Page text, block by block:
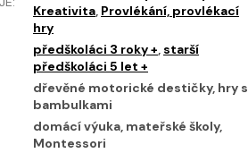
Kreativita, Provlékání, provlékací
hry
předškoláci 3 roky +, starší
předškoláci 5 let +
dřevěné motorické destičky, hry s
bambulkami
domácí výuka, mateřské školy,
Montessori